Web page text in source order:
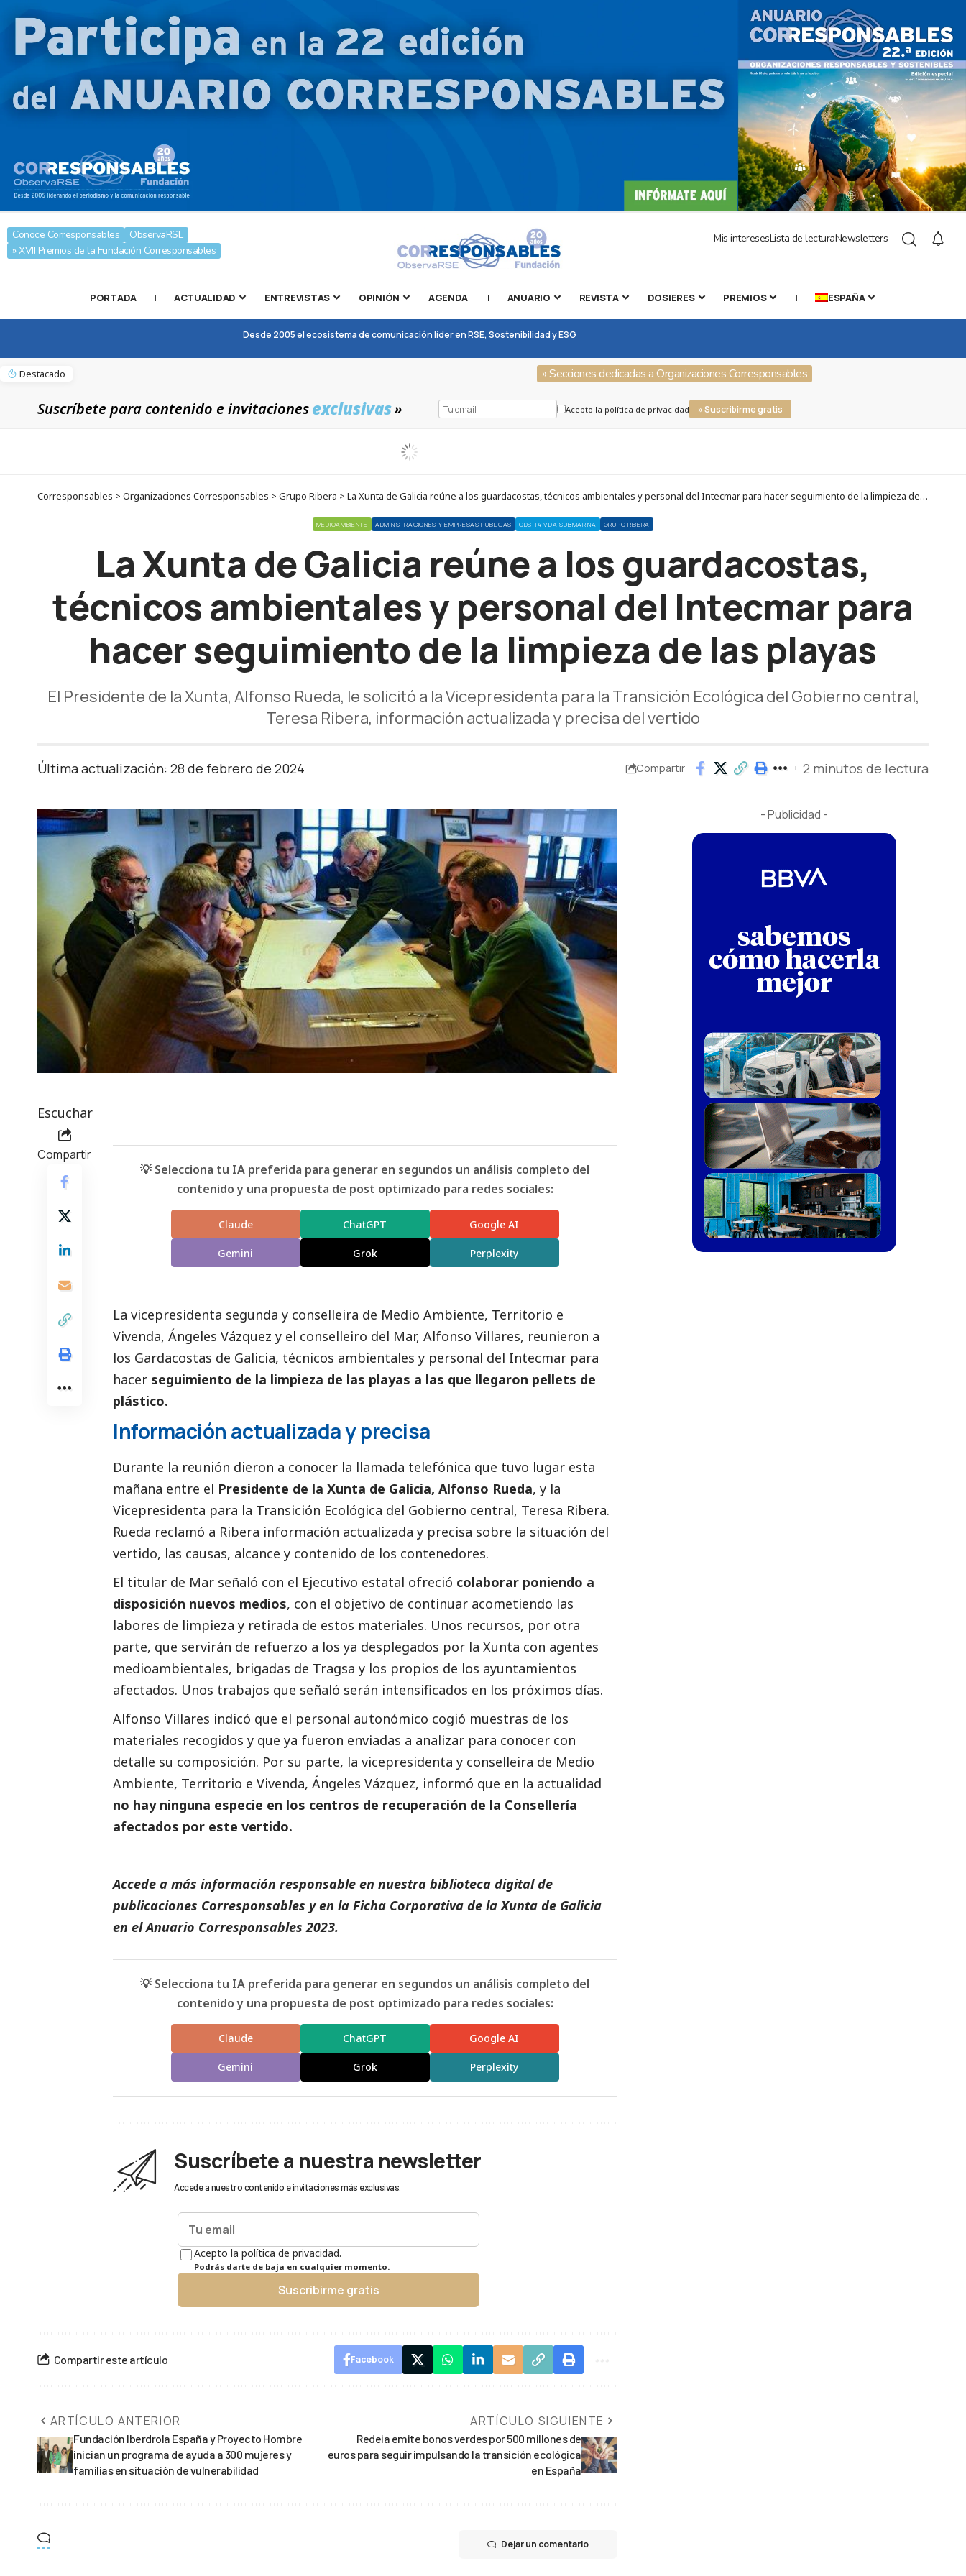
Conoce Corresponsables
ObservaRSE
» XVII Premios de la Fundación Corresponsables
Mis interesesLista de lecturaNewsletters
PORTADA | ACTUALIDAD ENTREVISTAS OPINIÓN AGENDA | ANUARIO REVISTA DOSIERES PREMIOS | ESPAÑA
Desde 2005 el ecosistema de comunicación líder en RSE, Sostenibilidad y ESG
Destacado » Secciones dedicadas a Organizaciones Corresponsables
Suscríbete para contenido e invitacionesexclusivas» Acepto la política de privacidad » Suscribirme gratis
Corresponsables > Organizaciones Corresponsables > Grupo Ribera > La Xunta de Galicia reúne a los guardacostas, técnicos ambientales y personal del Intecmar para hacer seguimiento de la limpieza de las playas
MEDIOAMBIENTE ADMINISTRACIONES Y EMPRESAS PÚBLICAS ODS 14 VIDA SUBMARINA GRUPO RIBERA
La Xunta de Galicia reúne a los guardacostas,
técnicos ambientales y personal del Intecmar para
hacer seguimiento de la limpieza de las playas
El Presidente de la Xunta, Alfonso Rueda, le solicitó a la Vicepresidenta para la Transición Ecológica del Gobierno central,
Teresa Ribera, información actualizada y precisa del vertido
Última actualización: 28 de febrero de 2024 Compartir 2 minutos de lectura
Escuchar
Compartir
💡 Selecciona tu IA preferida para generar en segundos un análisis completo del
contenido y una propuesta de post optimizado para redes sociales:
Claude ChatGPT Google AI
Gemini Grok Perplexity
La vicepresidenta segunda y conselleira de Medio Ambiente, Territorio e
Vivenda, Ángeles Vázquez y el conselleiro del Mar, Alfonso Villares, reunieron a
los Gardacostas de Galicia, técnicos ambientales y personal del Intecmar para
hacer seguimiento de la limpieza de las playas a las que llegaron pellets de
plástico.
Información actualizada y precisa
Durante la reunión dieron a conocer la llamada telefónica que tuvo lugar esta
mañana entre el Presidente de la Xunta de Galicia, Alfonso Rueda, y la
Vicepresidenta para la Transición Ecológica del Gobierno central, Teresa Ribera.
Rueda reclamó a Ribera información actualizada y precisa sobre la situación del
vertido, las causas, alcance y contenido de los contenedores.
El titular de Mar señaló con el Ejecutivo estatal ofreció colaborar poniendo a
disposición nuevos medios, con el objetivo de continuar acometiendo las
labores de limpieza y retirada de estos materiales. Unos recursos, por otra
parte, que servirán de refuerzo a los ya desplegados por la Xunta con agentes
medioambientales, brigadas de Tragsa y los propios de los ayuntamientos
afectados. Unos trabajos que señaló serán intensificados en los próximos días.
Alfonso Villares indicó que el personal autonómico cogió muestras de los
materiales recogidos y que ya fueron enviadas a analizar para conocer con
detalle su composición. Por su parte, la vicepresidenta y conselleira de Medio
Ambiente, Territorio e Vivenda, Ángeles Vázquez, informó que en la actualidad
no hay ninguna especie en los centros de recuperación de la Consellería
afectados por este vertido.
Accede a más información responsable en nuestra biblioteca digital de
publicaciones Corresponsables y en la Ficha Corporativa de la Xunta de Galicia
en elAnuario Corresponsables 2023.
💡 Selecciona tu IA preferida para generar en segundos un análisis completo del
contenido y una propuesta de post optimizado para redes sociales:
Claude ChatGPT Google AI
Gemini Grok Perplexity
Suscríbete a nuestra newsletter
Accede a nuestro contenido e invitaciones más exclusivas.
Acepto la política de privacidad.
Podrás darte de baja en cualquier momento.
Suscribirme gratis
Compartir este artículo Facebook
ARTÍCULO ANTERIOR
Fundación Iberdrola España y Proyecto Hombre
inician un programa de ayuda a 300 mujeres y
familias en situación de vulnerabilidad
ARTÍCULO SIGUIENTE
Redeia emite bonos verdes por 500 millones de
euros para seguir impulsando la transición ecológica
en España
Dejar un comentario
- Publicidad -